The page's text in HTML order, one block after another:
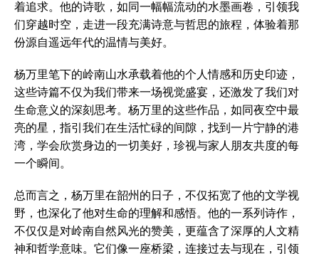
着追求。他的诗歌，如同一幅幅流动的水墨画卷，引领我
们穿越时空，走进一段充满诗意与哲思的旅程，体验着那
份源自遥远年代的温情与美好。
杨万里笔下的岭南山水承载着他的个人情感和历史印迹，
这些诗篇不仅为我们带来一场视觉盛宴，还激发了我们对
生命意义的深刻思考。杨万里的这些作品，如同夜空中最
亮的星，指引我们在生活忙碌的间隙，找到一片宁静的港
湾，学会欣赏身边的一切美好，珍视与家人朋友共度的每
一个瞬间。
总而言之，杨万里在韶州的日子，不仅拓宽了他的文学视
野，也深化了他对生命的理解和感悟。他的一系列诗作，
不仅仅是对岭南自然风光的赞美，更蕴含了深厚的人文精
神和哲学意味。它们像一座桥梁，连接过去与现在，引领